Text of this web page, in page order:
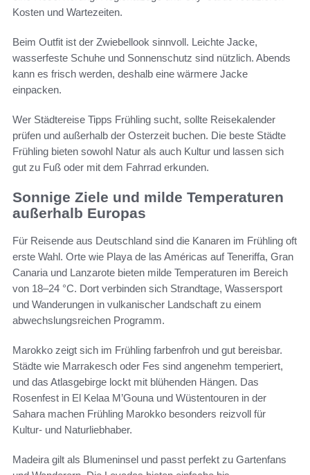
Kosten und Wartezeiten.
Beim Outfit ist der Zwiebellook sinnvoll. Leichte Jacke,
wasserfeste Schuhe und Sonnenschutz sind nützlich. Abends
kann es frisch werden, deshalb eine wärmere Jacke
einpacken.
Wer Städtereise Tipps Frühling sucht, sollte Reisekalender
prüfen und außerhalb der Osterzeit buchen. Die beste Städte
Frühling bieten sowohl Natur als auch Kultur und lassen sich
gut zu Fuß oder mit dem Fahrrad erkunden.
Sonnige Ziele und milde Temperaturen
außerhalb Europas
Für Reisende aus Deutschland sind die Kanaren im Frühling oft
erste Wahl. Orte wie Playa de las Américas auf Teneriffa, Gran
Canaria und Lanzarote bieten milde Temperaturen im Bereich
von 18–24 °C. Dort verbinden sich Strandtage, Wassersport
und Wanderungen in vulkanischer Landschaft zu einem
abwechslungsreichen Programm.
Marokko zeigt sich im Frühling farbenfroh und gut bereisbar.
Städte wie Marrakesch oder Fes sind angenehm temperiert,
und das Atlasgebirge lockt mit blühenden Hängen. Das
Rosenfest in El Kelaa M’Gouna und Wüstentouren in der
Sahara machen Frühling Marokko besonders reizvoll für
Kultur- und Naturliebhaber.
Madeira gilt als Blumeninsel und passt perfekt zu Gartenfans